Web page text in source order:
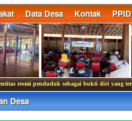
Data Desa Kontak PPID
penduduk sebagai bukti diri yang
Desa